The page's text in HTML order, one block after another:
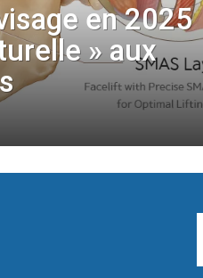
en 2025
» aux